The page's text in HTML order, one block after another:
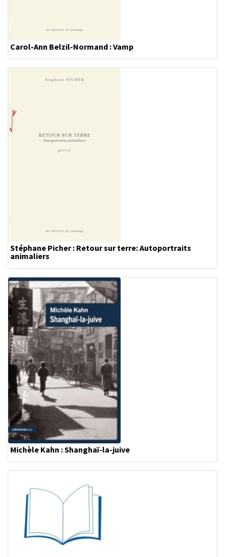
Carol-Ann Belzil-Normand : Vamp
Stéphane Picher : Retour sur terre: Autoportraits
animaliers
Michèle Kahn : Shanghaï-la-juive